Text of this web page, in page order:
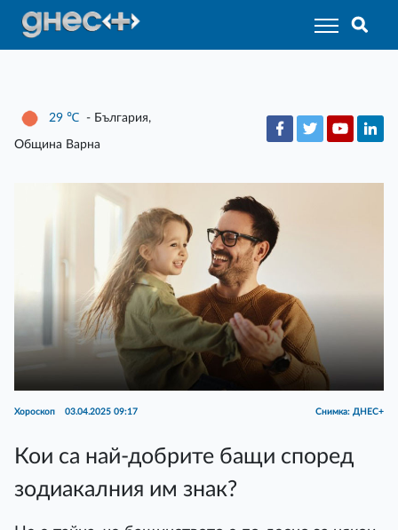
29 ℃ - България,
Община Варна
Хороскоп 03.04.2025 09:17 Снимка: ДНЕС+
Кои са най-добрите бащи според
зодиакалния им знак?